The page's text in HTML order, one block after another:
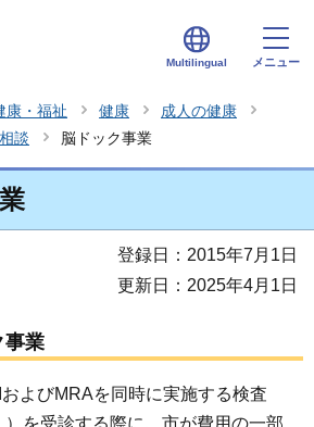
Multilingual メニュー
康・福祉 健康
成人の健康
談
脳ドック事業
登録日：2015年7月1日
更新日：2025年4月1日
事業
よびMRAを同時に実施する検査